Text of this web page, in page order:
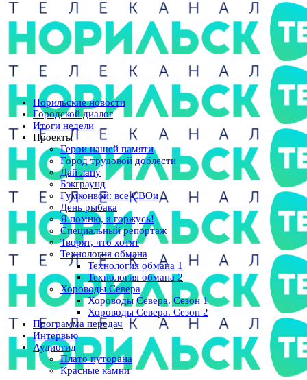
Норильские новости
Городской диалог
Итоги недели
Проекты
Герои нашей памяти
Город трудовой доблести
Дай лапу
Бэкграунд
Гумконвой: все СВОи
День рыбака
Я помню, я горжусь!
Специальный репортаж
Творят, что хотят
Технология обмана
Технология обмана 1
Технология обмана 2
Хороводы Севера
Хороводы Севера. Сезон 1
Хороводы Севера. Сезон 2
Программа передач
Интервью
Аудиогид
Плато путорана
Красные камни